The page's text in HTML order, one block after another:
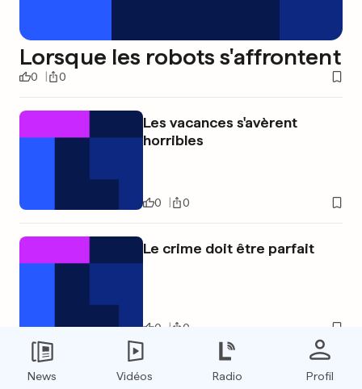
Lorsque les robots s'affrontent
0 0
Les vacances s'avèrent
horribles
0 0
Le crime doit être parfait
0 0
News Vidéos Radio Profil